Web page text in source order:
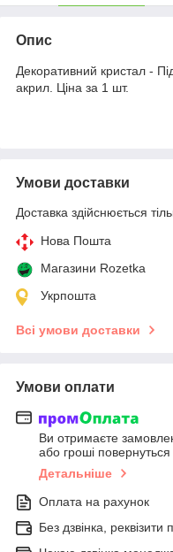
Опис
Декоративний кристал -
акрил. Ціна за 1 шт.
Умови доставки
Доставка здійснюється
Нова Пошта
Магазини Rozetka
Укрпошта
Всі умови доставки
Умови оплати
Ви отримаєте
або гроші
Детальніше
Оплата на рахунок
Без дзвінка,